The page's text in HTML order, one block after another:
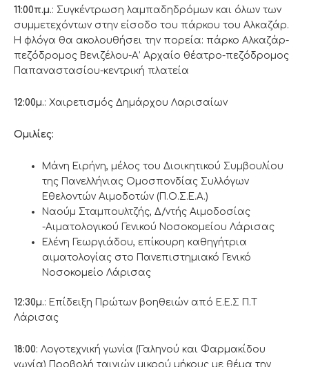
11:00π.μ.: Συγκέντρωση λαμπαδηδρόμων και όλων των
συμμετεχόντων στην είσοδο του πάρκου του Αλκαζάρ.
Η φλόγα θα ακολουθήσει την πορεία: πάρκο Αλκαζάρ-
πεζόδρομος Βενιζέλου-Α’ Αρχαίο θέατρο-πεζόδρομος
Παπαναστασίου-κεντρική πλατεία
12:00μ.: Χαιρετισμός Δημάρχου Λαρισαίων
Ομιλίες:
Μάνη Ειρήνη, μέλος του Διοικητικού Συμβουλίου
της Πανελλήνιας Ομοσπονδίας Συλλόγων
Εθελοντών Αιμοδοτών (Π.Ο.Σ.Ε.Α.)
Ναούμ Σταμπουλτζής, Δ/ντής Αιμοδοσίας
-Αιματολογικού Γενικού Νοσοκομείου Λάρισας
Ελένη Γεωργιάδου, επίκουρη καθηγήτρια
αιματολογίας στο Πανεπιστημιακό Γενικό
Νοσοκομείο Λάρισας
12:30μ.: Επίδειξη Πρώτων βοηθειών από Ε.Ε.Σ Π.Τ
Λάρισας
18:00: Λογοτεχνική γωνία (Γαληνού και Φαρμακίδου
γωνία) Προβολή ταινιών μικρού μήκους με θέμα την